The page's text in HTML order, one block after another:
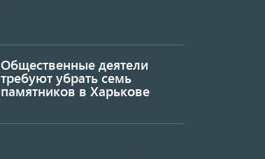
Общественные деятели
требуют убрать семь
памятников в Харькове